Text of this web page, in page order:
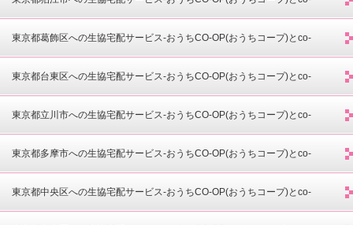
opdeli(コープデリ)-
東京都葛飾区への生協宅配サービス-おうちCO-OP(おうちコープ)とco-
opdeli(コープデリ)-
東京都台東区への生協宅配サービス-おうちCO-OP(おうちコープ)とco-
opdeli(コープデリ)-
東京都立川市への生協宅配サービス-おうちCO-OP(おうちコープ)とco-
opdeli(コープデリ)-
東京都多摩市への生協宅配サービス-おうちCO-OP(おうちコープ)とco-
opdeli(コープデリ)-
東京都中央区への生協宅配サービス-おうちCO-OP(おうちコープ)とco-